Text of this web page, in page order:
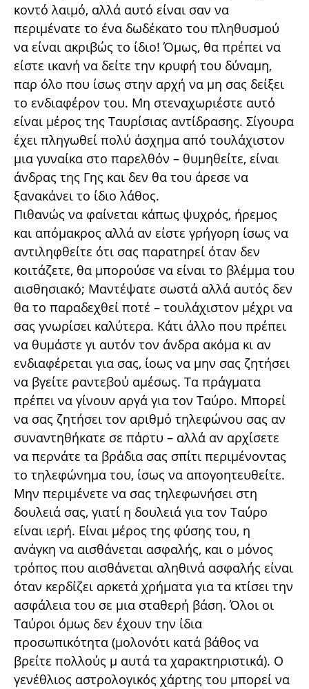
κοντό λαιμό, αλλά αυτό είναι σαν να
περιμένατε το ένα δωδέκατο του πληθυσμού
να είναι ακριβώς το ίδιο! Όμως, θα πρέπει να
είστε ικανή να δείτε την κρυφή του δύναμη,
παρ όλο που ίσως στην αρχή να μη σας δείξει
το ενδιαφέρον του. Μη στεναχωριέστε αυτό
είναι μέρος της Ταυρίσιας αντίδρασης. Σίγουρα
έχει πληγωθεί πολύ άσχημα από τουλάχιστον
μια γυναίκα στο παρελθόν – θυμηθείτε, είναι
άνδρας της Γης και δεν θα του άρεσε να
ξανακάνει το ίδιο λάθος.
Πιθανώς να φαίνεται κάπως ψυχρός, ήρεμος
και απόμακρος αλλά αν είστε γρήγορη ίσως να
αντιληφθείτε ότι σας παρατηρεί όταν δεν
κοιτάζετε, θα μπορούσε να είναι το βλέμμα του
αισθησιακό; Μαντέψατε σωστά αλλά αυτός δεν
θα το παραδεχθεί ποτέ – τουλάχιστον μέχρι να
σας γνωρίσει καλύτερα. Κάτι άλλο που πρέπει
να θυμάστε γι αυτόν τον άνδρα ακόμα κι αν
ενδιαφέρεται για σας, ίοως να μην σας ζητήσει
να βγείτε ραντεβού αμέσως. Τα πράγματα
πρέπει να γίνουν αργά για τον Ταύρο. Μπορεί
να σας ζητήσει τον αριθμό τηλεφώνου σας αν
συναντηθήκατε σε πάρτυ – αλλά αν αρχίσετε
να περνάτε τα βράδια σας σπίτι περιμένοντας
το τηλεφώνημα του, ίσως να απογοητευθείτε.
Μην περιμένετε να σας τηλεφωνήσει στη
δουλειά σας, γιατί η δουλειά για τον Ταύρο
είναι ιερή. Είναι μέρος της φύσης του, η
ανάγκη να αισθάνεται ασφαλής, και ο μόνος
τρόπος που αισθάνεται αληθινά ασφαλής είναι
όταν κερδίζει αρκετά χρήματα για τα κτίσει την
ασφάλεια του σε μια σταθερή βάση. Όλοι οι
Ταύροι όμως δεν έχουν την ίδια
προσωπικότητα (μολονότι κατά βάθος να
βρείτε πολλούς μ αυτά τα χαρακτηριστικά). Ο
γενέθλιος αστρολογικός χάρτης του μπορεί να